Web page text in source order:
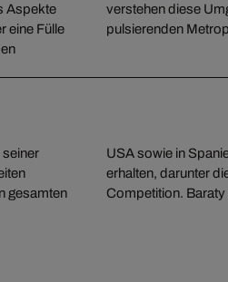
Aspekte
eine Fülle
dieser
pulsierenden
seiner
gesamten
Competition. Baraty